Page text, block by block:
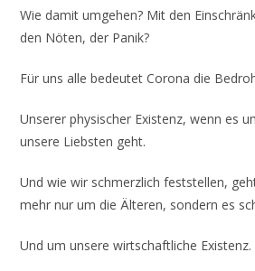
Wie damit umgehen? Mit den
den Nöten, der Panik?
Für uns alle bedeutet Corona die
Unserer physischer Existenz, wenn es
unsere Liebsten geht.
Und wie wir schmerzlich feststellen,
mehr nur um die Älteren, sondern es
Und um unsere wirtschaftliche Existenz.